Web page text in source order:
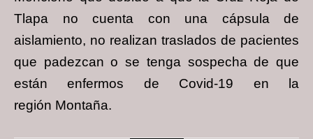
Tlapa no cuenta con una cápsula de
aislamiento, no realizan traslados de pacientes
que padezcan o se tenga sospecha de que
están enfermos de Covid-19 en la
región Montaña.